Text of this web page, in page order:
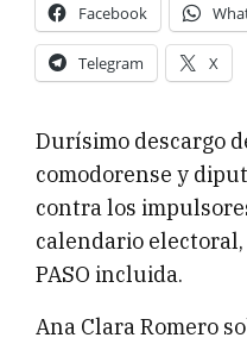
Facebook
Telegram X
Durísimo descargo
comodorense y
contra los
calendario
PASO incluida.
Ana Clara Romero